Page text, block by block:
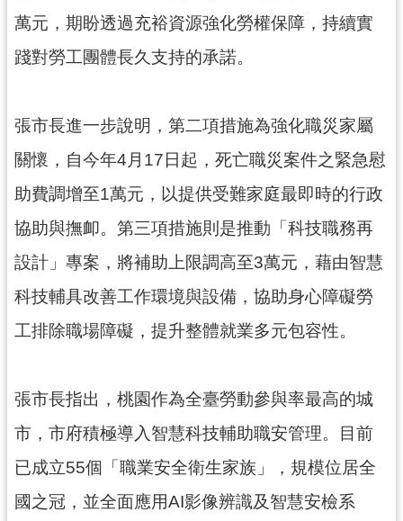
見
問
園
市
政
府
入
口
網
隱
私
策
網
安
全
政
萬元，期盼透過充裕資源強化勞權保障，持續實
踐對勞工團體長久支持的承諾。
張市長進一步說明，第二項措施為強化職災家屬
關懷，自今年4月17日起，死亡職災案件之緊急慰
助費調增至1萬元，以提供受難家庭最即時的行政
協助與撫卹。第三項措施則是推動「科技職務再
設計」專案，將補助上限調高至3萬元，藉由智慧
科技輔具改善工作環境與設備，協助身心障礙勞
工排除職場障礙，提升整體就業多元包容性。
張市長指出，桃園作為全臺勞動參與率最高的城
市，市府積極導入智慧科技輔助職安管理。目前
已成立55個「職業安全衛生家族」，規模位居全
國之冠，並全面應用AI影像辨識及智慧安檢系